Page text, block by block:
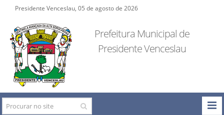
Presidente Venceslau, 05 de agosto de 2026
Prefeitura Municipal de
Presidente Venceslau